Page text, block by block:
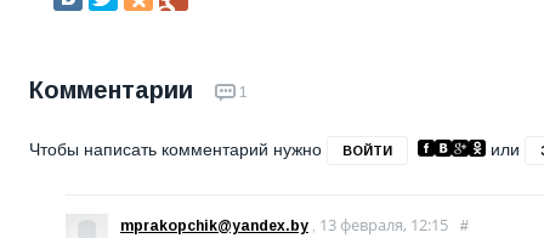
Комментарии 1
Чтобы написать комментарий нужно ВОЙТИ или
mprakopchik@yandex.by , 13 февраля, 12:15 #